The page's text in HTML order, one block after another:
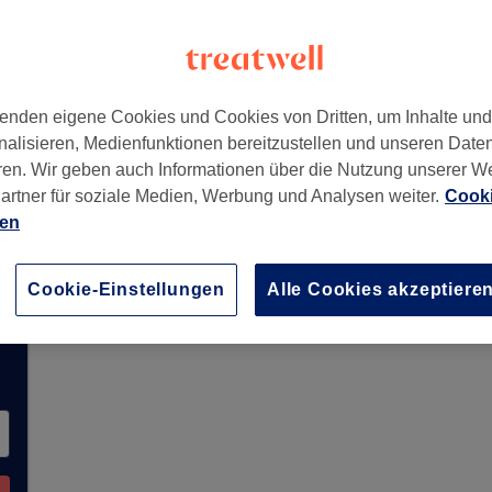
zu PURE SPA Deutschland
derzeit keine Buchungen über Treatwell
Salons in Ihrer Nähe zu finden.
Dort warten
eigene Cookies und Cookies von Dritten, um Inhalte
Medienfunktionen bereitzustellen und unseren
Wir geben auch Informationen über die Nutzung unserer
für soziale Medien, Werbung und Analysen weiter.
Cookie-Einstellungen Alle Cookies akzeptieren